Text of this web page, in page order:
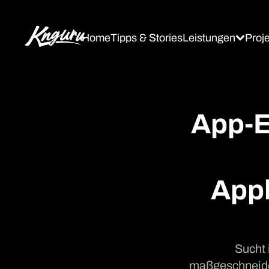
HomeTipps & StoriesLeistungen
App-
Sucht